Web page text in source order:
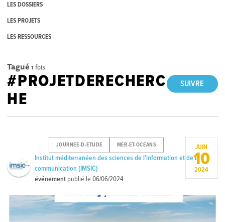
LES DOSSIERS
LES PROJETS
LES RESSOURCES
Tagué 1 fois
SUIVRE
#PROJETDERECHERC
HE
JOURNEE-D-ETUDE MER-ET-OCEANS
Institut méditerranéen des sciences de l'information et de la
communication (IMSIC)
événement publié le06/06/2024
JUIN
10
2024